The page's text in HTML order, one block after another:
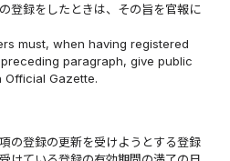
登録をしたときは、その旨を官報に
must, when having registered
paragraph, give public
Gazette.
の登録の更新を受けようとする登録